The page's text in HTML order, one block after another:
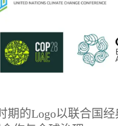
期的Logo以联合国